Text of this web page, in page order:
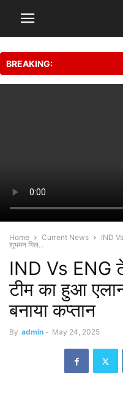
BREAKING:
Home Current News
IND
शुभमन गिल...
IND Vs ENG
टीम का हुआ
बनाया कप्तान
By admin - May 24, 2025